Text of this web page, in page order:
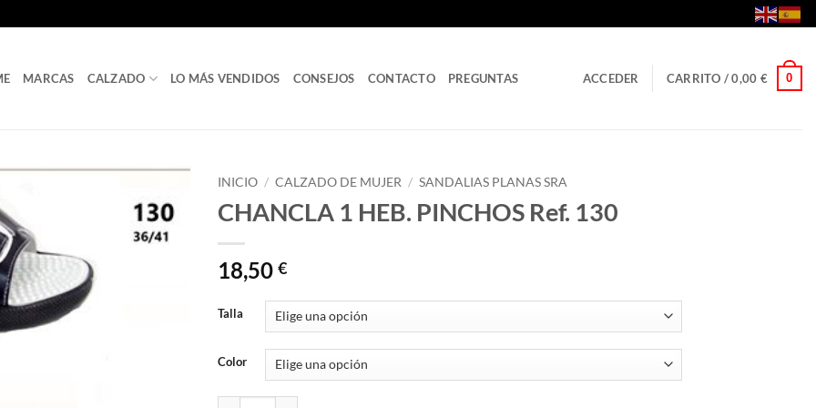
MARCAS CALZADO LO MÁS VENDIDOS CONSEJOS CONTACTO PREGUNTAS ACCEDER CARRITO /0,00 € 0
INICIO / CALZADO DE MUJER / SANDALIAS PLANAS SRA
CHANCLA 1 HEB. PINCHOS Ref. 130
18,50 €
Talla
Color